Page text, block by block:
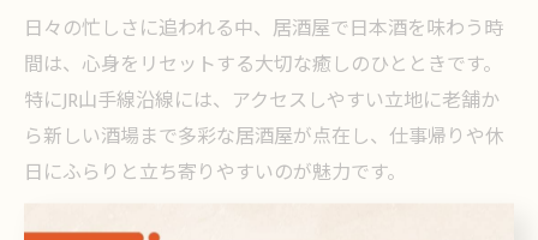
日々の忙しさに追われる中、居酒屋で日本酒を味わう時
間は、心身をリセットする大切な癒しのひとときです。
特にJR山手線沿線には、アクセスしやすい立地に老舗か
ら新しい酒場まで多彩な居酒屋が点在し、仕事帰りや休
日にふらりと立ち寄りやすいのが魅力です。